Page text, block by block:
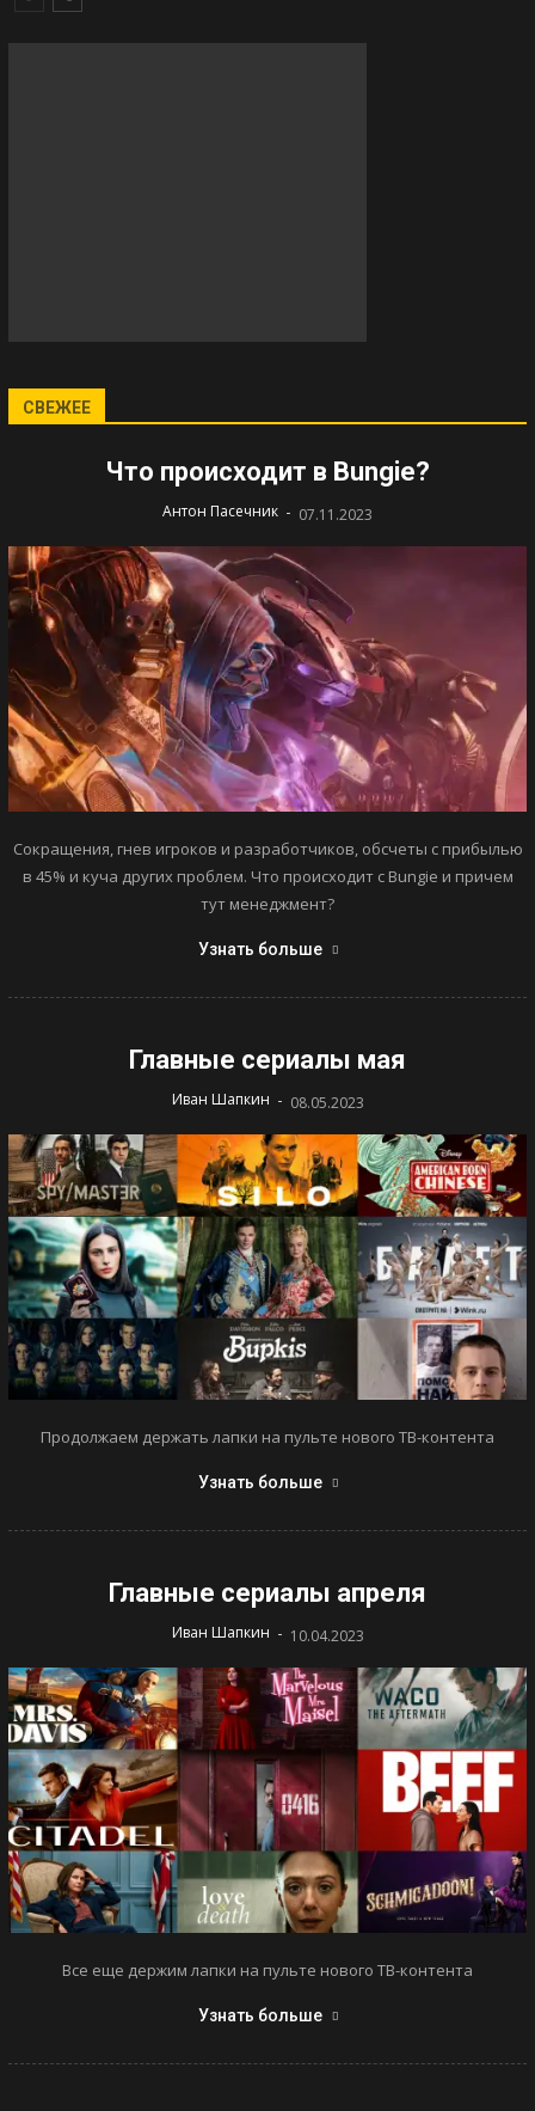
СВЕЖЕЕ
Что происходит в Bungie?
Антон Пасечник - 07.11.2023
Сокращения, гнев игроков и разработчиков, обсчеты с прибылью
в 45% и куча других проблем. Что происходит с Bungie и причем
тут менеджмент?
Узнать больше
Главные сериалы мая
Иван Шапкин - 08.05.2023
Продолжаем держать лапки на пульте нового ТВ-контента
Узнать больше
Главные сериалы апреля
Иван Шапкин - 10.04.2023
Все еще держим лапки на пульте нового ТВ-контента
Узнать больше